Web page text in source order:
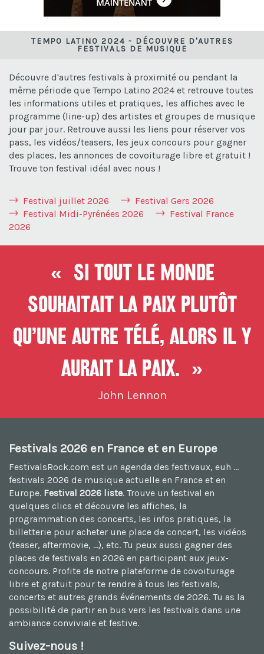
TEMPO LATINO 2024 - DÉCOUVRE D'AUTRES
FESTIVALS DE MUSIQUE
Découvre d'autres festivals à proximité ou pendant la
même période que Tempo Latino 2024 et retrouve toutes
les informations utiles et pratiques, les affiches avec le
programme (line-up) des artistes et groupes de musique
jour par jour. Retrouve aussi les liens pour réserver vos
pass, les vidéos/teasers, les jeux concours pour gagner
des places, les annonces de covoiturage libre et gratuit !
Trouve ton festival idéal avec nous !
Festival juillet 2026
Festival Gers 2026
Festival Midi-Pyrénées 2026
Festival France
2026
« Si tout le monde
souhaitait la paix plutôt
qu’une autre télé, alors il y
aurait la paix. »
John Lennon
Festivals 2026 en France et en Europe
FestivalsRock.com est un agenda des festivaux, euh ...
festivals 2026 de musique actuelle en France et en
Europe. Festival 2026 liste. Trouve un festival en
quelques clics et découvre les affiches, la
programmation des concerts, les infos pratiques, la
billetterie pour acheter une place de concert, les vidéos
(teaser, aftermovie, ...), etc. Tu peux aussi gagner des
places de festivals en 2026 en participant aux jeux-
concours. Profite de notre plateforme de covoiturage
libre et gratuit pour te rendre à tous les festivals,
concerts et autres grands événements de 2026. Tu as la
possibilité de partir en bus vers les festivals dans une
ambiance conviviale et festive.
Suivez-nous !